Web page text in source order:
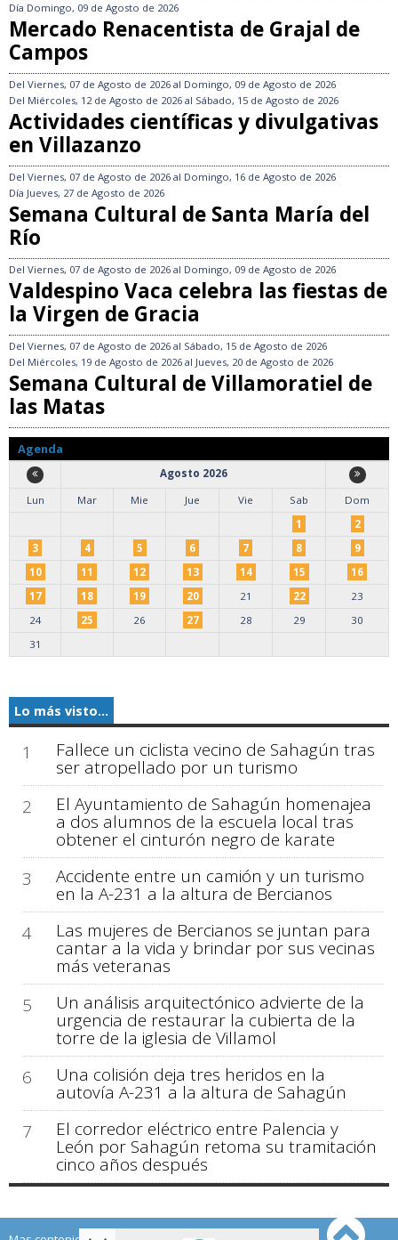
Día Domingo, 09 de Agosto de 2026
Mercado Renacentista de Grajal de
Campos
Del Viernes, 07 de Agosto de 2026 al Domingo, 09 de Agosto de 2026
Del Miércoles, 12 de Agosto de 2026 al Sábado, 15 de Agosto de 2026
Actividades científicas y divulgativas
en Villazanzo
Del Viernes, 07 de Agosto de 2026 al Domingo, 16 de Agosto de 2026
Día Jueves, 27 de Agosto de 2026
Semana Cultural de Santa María del
Río
Del Viernes, 07 de Agosto de 2026 al Domingo, 09 de Agosto de 2026
Valdespino Vaca celebra las fiestas de
la Virgen de Gracia
Del Viernes, 07 de Agosto de 2026 al Sábado, 15 de Agosto de 2026
Del Miércoles, 19 de Agosto de 2026 al Jueves, 20 de Agosto de 2026
Semana Cultural de Villamoratiel de
las Matas
Agenda
Agosto 2026
Lun
Mar Mie Jue Vie Sab
Dom
1
2
3
4 5 6 7 8
9
10
11 12 13 14 15
16
17
18 19 20 21 22
23
24
25 26 27 28 29
30
31
Lo más visto...
1 Fallece un ciclista vecino de Sahagún tras
ser atropellado por un turismo
2
El Ayuntamiento de Sahagún homenajea
a dos alumnos de la escuela local tras
obtener el cinturón negro de karate
3
Accidente entre un camión y un turismo
en la A-231 a la altura de Bercianos
4
Las mujeres de Bercianos se juntan para
cantar a la vida y brindar por sus vecinas
más veteranas
5
Un análisis arquitectónico advierte de la
urgencia de restaurar la cubierta de la
torre de la iglesia de Villamol
6
Una colisión deja tres heridos en la
autovía A-231 a la altura de Sahagún
7
El corredor eléctrico entre Palencia y
León por Sahagún retoma su tramitación
cinco años después